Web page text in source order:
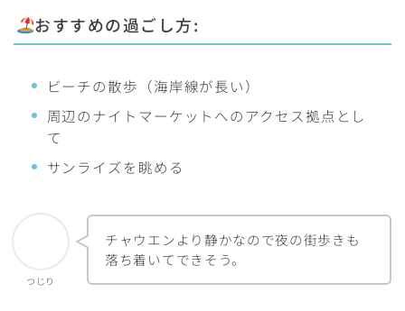
おすすめの過ごし方:
ビーチの散歩（海岸線が長い）
周辺のナイトマーケットへのアクセス拠点とし
て
サンライズを眺める
つじり
チャウエンより静かなので夜の街歩きも
落ち着いてできそう。